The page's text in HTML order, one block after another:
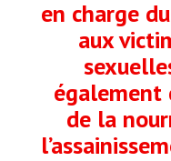
en charge
aux
également
de la